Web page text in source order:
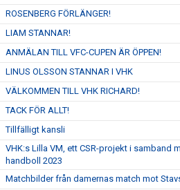
ROSENBERG FÖRLÄNGER!
LIAM STANNAR!
ANMÄLAN TILL VFC-CUPEN ÄR ÖPPEN!
LINUS OLSSON STANNAR I VHK
VÄLKOMMEN TILL VHK RICHARD!
TACK FÖR ALLT!
Tillfälligt kansli
VHK:s Lilla VM, ett CSR-projekt i samband
handboll 2023
Matchbilder från damernas match mot